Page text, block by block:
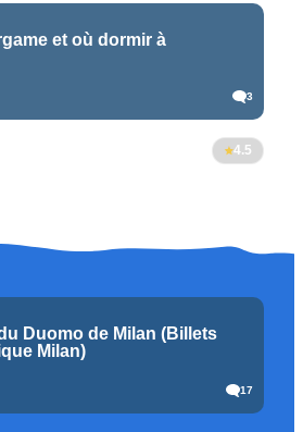
et où dormir à
3
4.5
Duomo de Milan (Billets
Milan)
17